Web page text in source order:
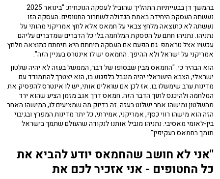
בהמשך דן בבעייתיות התהליך שהוביל לעסקה הנוכחית: "בינואר 2025
נעשתה העסקה היחידה באמת הגדולה לשחרור החטופים. העסקה הזו
נעשתה לא כתוצאה מלחץ צבאי על חמאס אלא לחץ אמריקני מהותי על
נתניהו. נתניהו חתם על הפסקת המלחמה בלי כל הדברים שמדברים עליהם
עכשיו אצל טראמפ. גם הפעם אם העסקה תיחתם היא תיחתם כתוצאה מלחץ
אמריקני על ישראל ולא ההיפך. החמאס יש לו אינטרס בעניין הזה".
הוא הבהיר כי: "החמאס מבין שבסופו של דבר, הממשל בעזה לא יהיה שלטון
ישראלי, הצבא הישראלי יהיה מוגבל בלפגוע בו, הוא יצטרך להתמודד עם
מדינות ערב שימשלו בו. אז לכן אם שואלים אותי, יש לו אינטרס להפסיק את
המלחמה ולהיכנס לתוך הדבר הזה. חמאס דרך אגב מזמן הציע שהוא ירד
מהשלטון ומישהו אחר ישלוט בעזה. זה בדיוק מה שמציעים לו, המישהו האחר
הזה הוא מישהו רווי כסף, אמריקני, אמירתי, כל יתר מדינות המפרץ ובגיבוי
בין-לאומי מאסיבי. נתניהו מוביל אותנו לנקודה שהעולם שתמך בישראל
תומך בחמאס בעקיפין".
"אני לא חושב שהחמאס יודע להביא את
כל החטופים - אני אזכיר לכם את